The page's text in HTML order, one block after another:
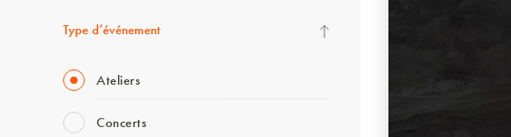
Type d’événement
Ateliers
Concerts